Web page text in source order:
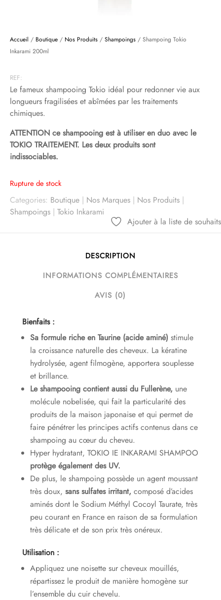
Accueil / Boutique / Nos Produits / Shampoings / Shampoing Tokio
Inkarami 200ml
REF:
Le fameux shampooing Tokio idéal pour redonner vie aux
longueurs fragilisées et abîmées par les traitements
chimiques.
ATTENTION ce shampooing est à utiliser en duo avec le
TOKIO TRAITEMENT. Les deux produits sont
indissociables.
Rupture de stock
Ajouter à la liste de souhaits
Categories: Boutique | Nos Marques | Nos Produits |
Shampoings | Tokio Inkarami
DESCRIPTION
INFORMATIONS COMPLÉMENTAIRES
AVIS (0)
Bienfaits :
Sa formule riche en Taurine (acide aminé) stimule
la croissance naturelle des cheveux. La kératine
hydrolysée, agent filmogène, apportera souplesse
et brillance.
Le shampooing contient aussi du Fullerène,une
molécule nobelisée, qui fait la particularité des
produits de la maison japonaise et qui permet de
faire pénétrer les principes actifs contenus dans ce
shampoing au cœur du cheveu.
Hyper hydratant, TOKIO IE INKARAMI SHAMPOO
protège également des UV.
De plus, le shampoing possède un agent moussant
très doux, sans sulfates irritant,composé d’acides
aminés dont le Sodium Méthyl Cocoyl Taurate, très
peu courant en France en raison de sa formulation
très délicate et de son prix très onéreux.
Utilisation :
Appliquez une noisette sur cheveux mouillés,
répartissez le produit de manière homogène sur
l’ensemble du cuir chevelu.